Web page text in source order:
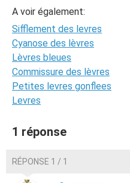
A voir également:
Sifflement des levres
Cyanose des lèvres
Lèvres bleues
Commissure des lèvres
Petites levres gonflees
Levres
1 réponse
RÉPONSE 1 / 1